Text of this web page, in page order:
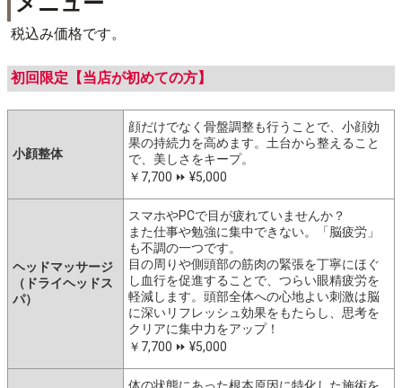
税込み価格です。
初回限定【当店が初めての方】
小顔整体
顔だけでなく骨盤調整も行うことで、小顔効
果の持続力を高めます。土台から整えること
で、美しさをキープ。
￥7,700 ⏩️ ¥5,000
ヘッドマッサージ
（ドライヘッドス
パ）
スマホやPCで目が疲れていませんか？
また仕事や勉強に集中できない。「脳疲労」
も不調の一つです。
目の周りや側頭部の筋肉の緊張を丁寧にほぐ
し血行を促進することで、つらい眼精疲労を
軽減します。頭部全体への心地よい刺激は脳
に深いリフレッシュ効果をもたらし、思考を
クリアに集中力をアップ！
￥7,700 ⏩️ ¥5,000